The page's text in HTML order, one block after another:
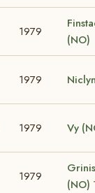
1979
(NO)
1979
1979 Vy
1979
(NO)